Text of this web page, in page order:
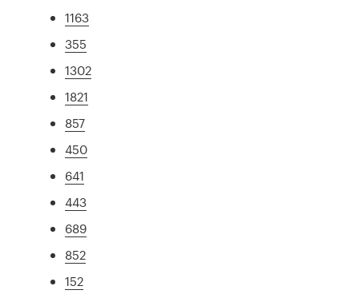
1163
355
1302
1821
857
450
641
443
689
852
152